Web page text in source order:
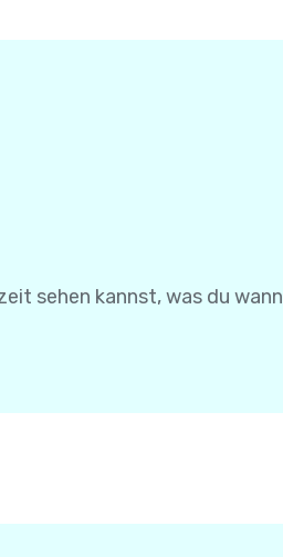
sehen kannst, was du wann